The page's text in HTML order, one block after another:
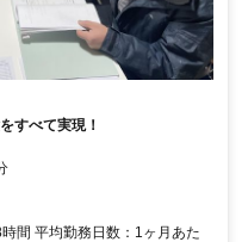
すべて実現！
間 平均勤務日数：1ヶ月あた